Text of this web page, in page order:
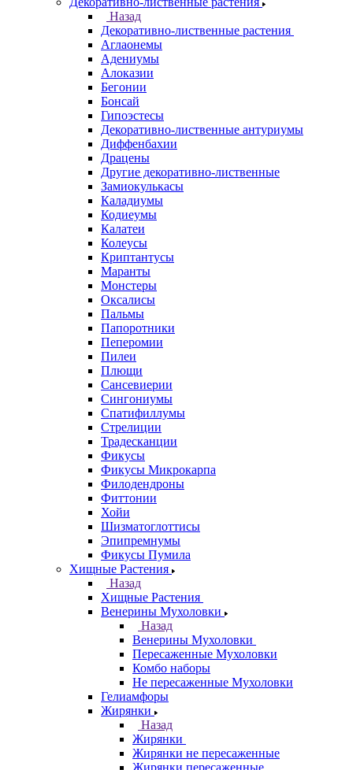
Назад
Декоративно-лиственные растения
Аглаонемы
Адениумы
Алоказии
Бегонии
Бонсай
Гипоэстесы
Декоративно-лиственные антуриумы
Диффенбахии
Драцены
Другие декоративно-лиственные
Замиокулькасы
Каладиумы
Кодиеумы
Калатеи
Колеусы
Криптантусы
Маранты
Монстеры
Оксалисы
Пальмы
Папоротники
Пеперомии
Пилеи
Плющи
Сансевиерии
Сингониумы
Спатифиллумы
Стрелиции
Традесканции
Фикусы
Фикусы Микрокарпа
Филодендроны
Фиттонии
Хойи
Шизматоглоттисы
Эпипремнумы
Фикусы Пумила
Хищные Растения
Назад
Хищные Растения
Венерины Мухоловки
Назад
Венерины Мухоловки
Пересаженные Мухоловки
Комбо наборы
Не пересаженные Мухоловки
Гелиамфоры
Жирянки
Назад
Жирянки
Жирянки не пересаженные
Жирянки пересаженные